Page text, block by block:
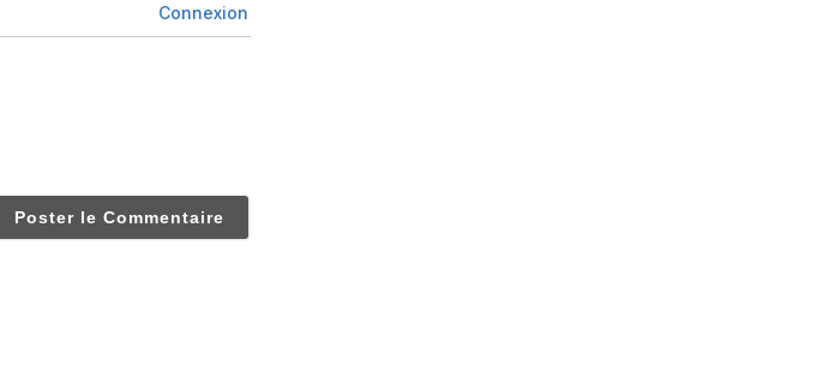
Connexion